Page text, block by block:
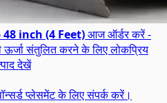
inch (4 Feet)आज ऑर्डर करें -
संतुलित करने के लिए लोकप्रिय
देखें
प्लेसमेंट के लिए संपर्क करें।